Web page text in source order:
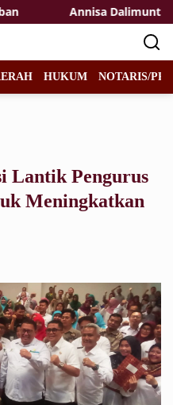
Annisa Dalimunthe dan
HUKUM NOTARIS/
Lantik Pengurus
Meningkatkan